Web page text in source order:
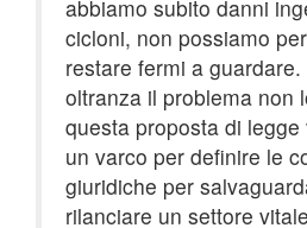
abbiamo subito danni
cicloni, non possiamo
restare fermi a
oltranza il problema non
questa proposta di
un varco per definire le
giuridiche per
rilanciare un settore